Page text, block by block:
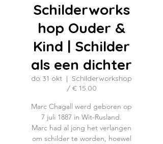
Schilderworks
hop Ouder &
Kind | Schilder
als een dichter
do 31 okt
  |
Schilderworkshop
/ € 15.00
Marc Chagall werd geboren op
7 juli 1887 in Wit-Rusland.
Marc had al jong het verlangen
om schilder te worden, hoewel